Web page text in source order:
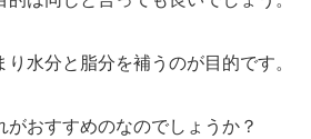
水分と脂分を補うのが目的です。
がおすすめのなのでしょうか？